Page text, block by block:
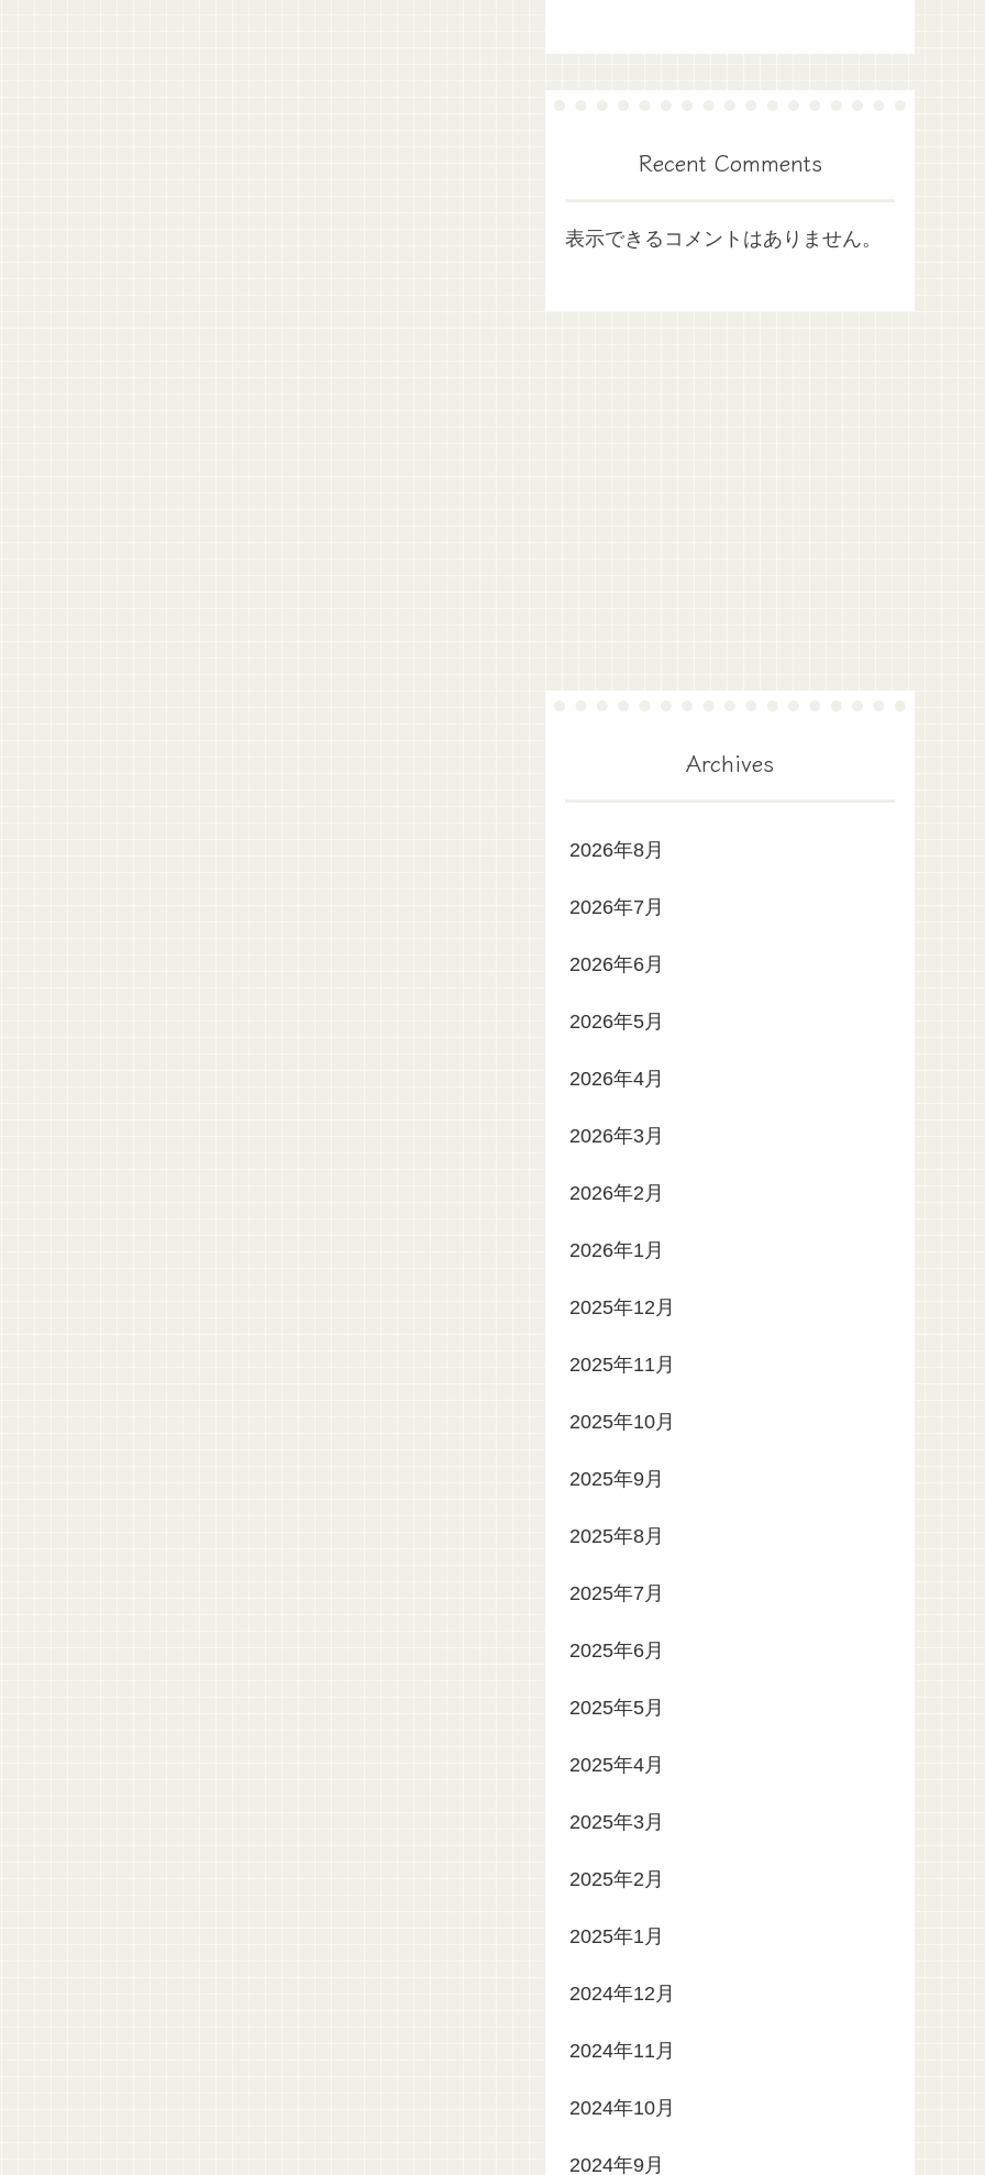
Recent Comments
表示できるコメントはありません。
Archives
2026年8月
2026年7月
2026年6月
2026年5月
2026年4月
2026年3月
2026年2月
2026年1月
2025年12月
2025年11月
2025年10月
2025年9月
2025年8月
2025年7月
2025年6月
2025年5月
2025年4月
2025年3月
2025年2月
2025年1月
2024年12月
2024年11月
2024年10月
2024年9月